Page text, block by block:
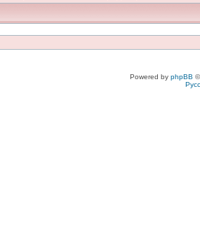
Powered by phpBB